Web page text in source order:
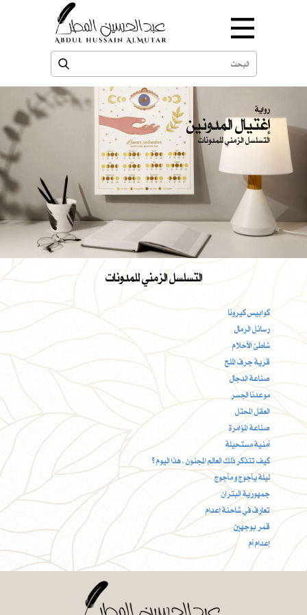
رواية
إغتيال المدونين
التسلسل الزمني للمدونات
التسلسل الزمني للمدونات
كوابيس كيرونا
رسائل الرمال
شاطئ الأحلام
قرية جرف الملح
صناعة الدجال
موعدنا الجسر
العقل المحتل
صناعة المؤامرة
أمنية مستحيلة
كيف تتذكر ذلك العالم المجنون ، هذا اليوم ؟
ليلة يأجوج و مأجوج
جمهورية البتران
تعارف في شاحنة إعدام
قمر بوجهين
إعدام أم